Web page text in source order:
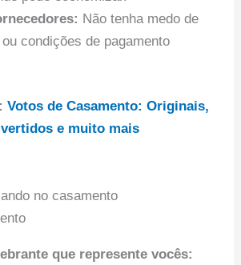
Não tenha medo de
condições de pagamento
Votos de Casamento: Originais,
e muito mais
que represente vocês: